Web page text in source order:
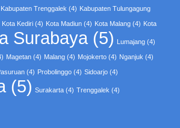
Kabupaten Trenggalek (4) Kabupaten Tulungagung
Kota Kediri (4) Kota Madiun (4) Kota Malang (4) Kota
Surabaya (5) Lumajang (4)
Magetan (4) Malang (4) Mojokerto (4) Nganjuk (4)
(4) Probolinggo (4) Sidoarjo (4)
(5) Surakarta (4) Trenggalek (4)